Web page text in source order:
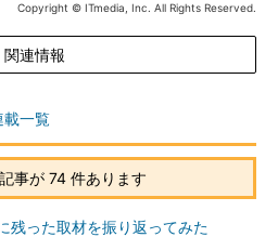
Copyright © ITmedia, Inc. All Rights Reserved.
関連情報
載一覧
事が 74 件あります
残った取材を振り返ってみた